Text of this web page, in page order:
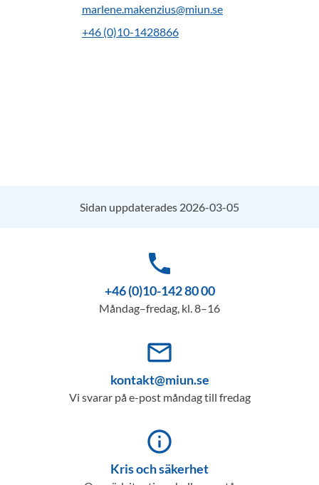
marlene.makenzius@miun.se
+46 (0)10-1428866
Sidan uppdaterades 2026-03-05
phone
+46 (0)10-142 80 00
Måndag–fredag, kl. 8–16
mail_outline
kontakt@miun.se
Vi svarar på e-post måndag till fredag
info_outline
Kris och säkerhet